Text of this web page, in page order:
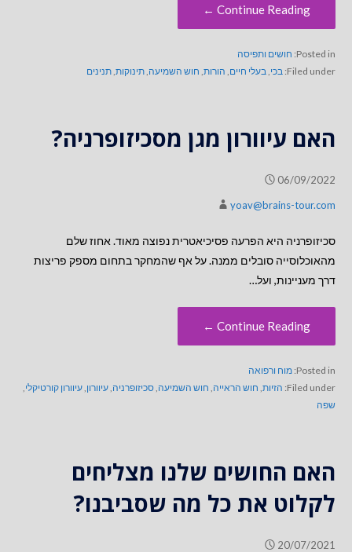
Continue Reading ←
Posted in: חושים ותפיסה
Filed under: בכי,בעלי חיים, הורות, חוש השמיעה,תינוקות,תנינים
האם עיוורון מגן מסכיזופרניה?
06/09/2022
yoav@brains-tour.com
סכיזופרניה היא הפרעה פסיכיאטרית נפוצה מאוד. אחוז שלם
מהאוכלוסייה סובלים ממנה. על אף שהמחקר בתחום מספק פריצות
דרך מעניינות, ועל…
Continue Reading ←
Posted in: מוח ורפואה
Filed under: הזיות, חוש הראייה, חוש השמיעה,סכיזופרניה,עיוורון,עיוורון קורטיקלי,
שפה
האם החושים שלנו מצליחים
לקלוט את כל מה שסביבנו?
20/07/2021